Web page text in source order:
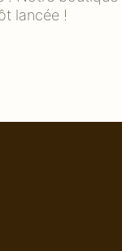
lancée !